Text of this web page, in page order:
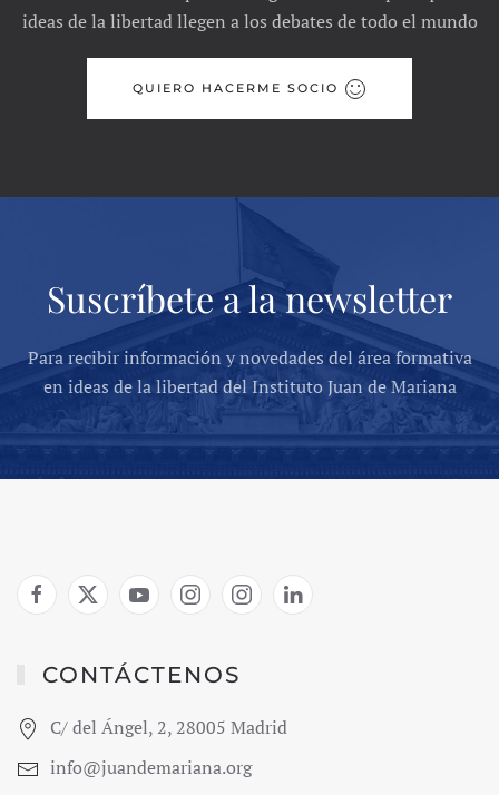
ideas de la libertad llegen a los debates de todo el mundo
QUIERO HACERME SOCIO
Suscríbete a la newsletter
Para recibir información y novedades del área formativa
en ideas de la libertad del Instituto Juan de Mariana
CONTÁCTENOS
C/ del Ángel, 2, 28005 Madrid
info@juandemariana.org